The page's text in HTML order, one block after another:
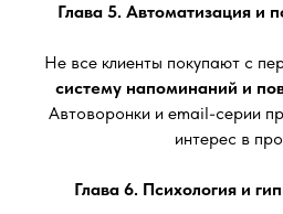
Глава 5. Автоматизация и
Не все клиенты покупают с
систему напоминаний и
Автоворонки и email-серии
интерес в
Глава 6. Психология и